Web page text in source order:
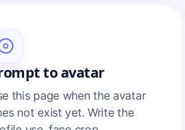
to avatar
this page when the avatar
not exist yet. Write the